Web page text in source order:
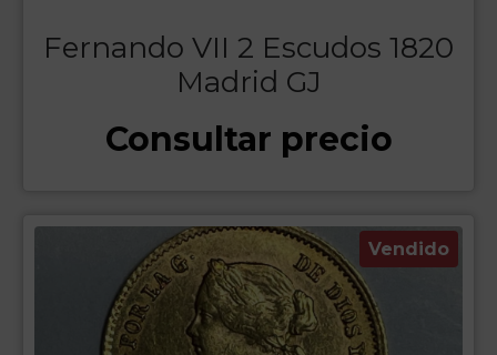
Fernando VII 2 Escudos 1820
Madrid GJ
Consultar precio
Vendido